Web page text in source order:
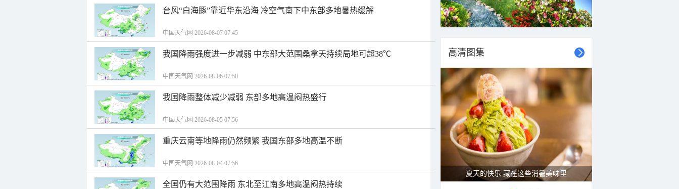
台风“白海豚”靠近华东沿海 冷空气南下中东部多地暑热缓解
中国天气网 2026-08-07 07:45
我国降雨强度进一步减弱 中东部大范围桑拿天持续局地可超38℃
中国天气网 2026-08-06 07:50
我国降雨整体减少减弱 东部多地高温闷热盛行
中国天气网 2026-08-05 07:56
重庆云南等地降雨仍然频繁 我国东部多地高温不断
中国天气网 2026-08-04 07:56
全国仍有大范围降雨 东北至江南多地高温闷热持续
高清图集
夏天的快乐 藏在这些消暑美味里